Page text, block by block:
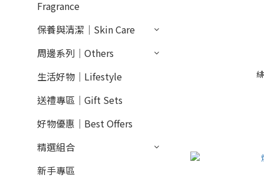
Fragrance
保養與清潔｜Skin Care
周邊系列｜Others
生活好物｜Lifestyle
送禮專區｜Gift Sets
好物優惠｜Best Offers
精選組合
新手專區